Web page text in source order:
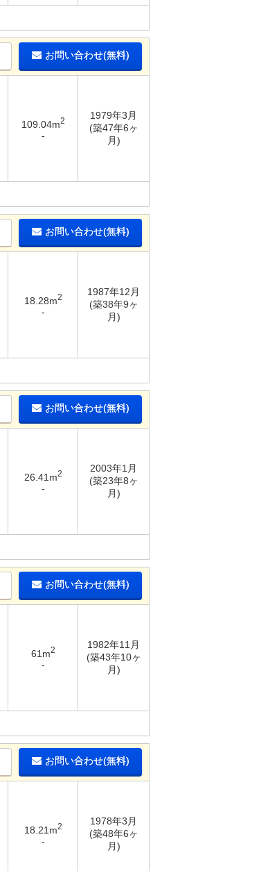
お問い合わせ(無料)
109.04m2
-
1979年3月
(築47年6ヶ
月)
お問い合わせ(無料)
18.28m2
-
1987年12月
(築38年9ヶ
月)
お問い合わせ(無料)
26.41m2
-
2003年1月
(築23年8ヶ
月)
お問い合わせ(無料)
61m2
-
1982年11月
(築43年10ヶ
月)
お問い合わせ(無料)
18.21m2
-
1978年3月
(築48年6ヶ
月)